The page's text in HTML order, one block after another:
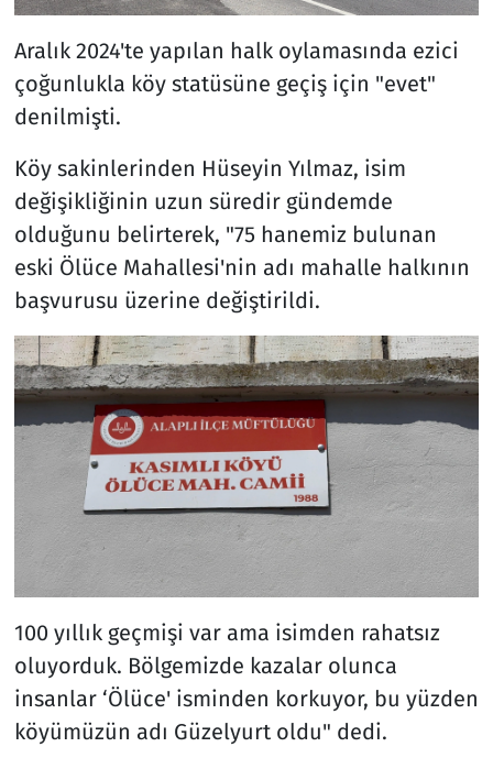
Aralık 2024'te yapılan halk oylamasında ezici
çoğunlukla köy statüsüne geçiş için "evet"
denilmişti.
Köy sakinlerinden Hüseyin Yılmaz, isim
değişikliğinin uzun süredir gündemde
olduğunu belirterek, "75 hanemiz bulunan
eski Ölüce Mahallesi'nin adı mahalle halkının
başvurusu üzerine değiştirildi.
100 yıllık geçmişi var ama isimden rahatsız
oluyorduk. Bölgemizde kazalar olunca
insanlar ‘Ölüce' isminden korkuyor, bu yüzden
köyümüzün adı Güzelyurt oldu" dedi.